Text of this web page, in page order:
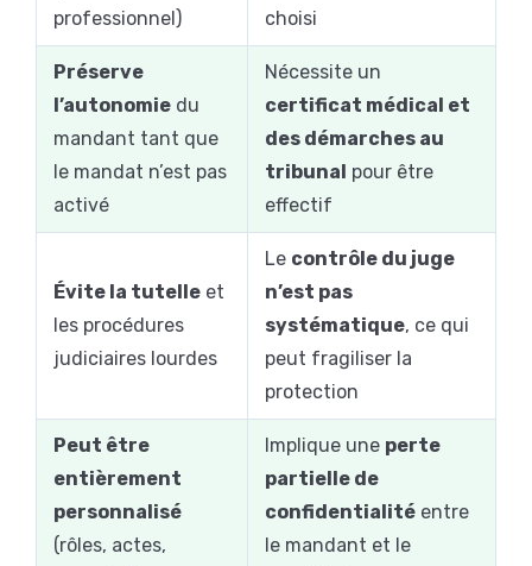
professionnel)
choisi
Préserve
l’autonomie du
mandant tant que
le mandat n’est pas
activé
Nécessite un
certificat médical et
des démarches au
tribunal pour être
effectif
Évite la tutelle et
les procédures
judiciaires lourdes
Le contrôle du juge
n’est pas
systématique, ce qui
peut fragiliser la
protection
Peut être
entièrement
personnalisé
(rôles, actes,
Implique une perte
partielle de
confidentialité entre
le mandant et le